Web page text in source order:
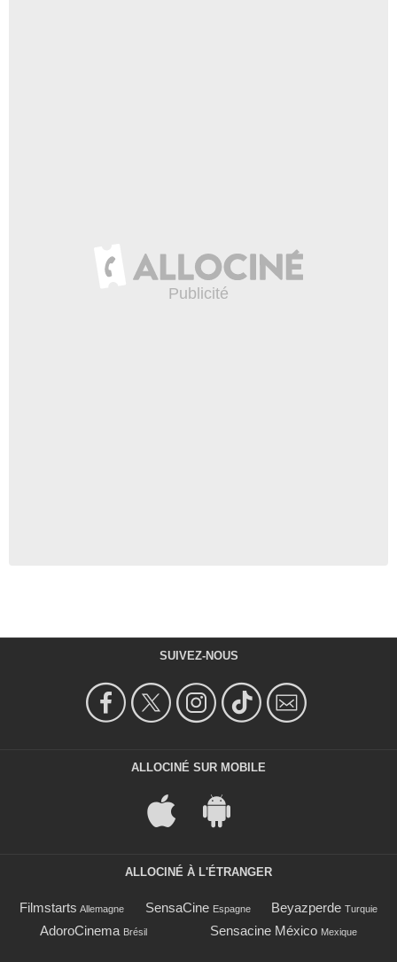
SUIVEZ-NOUS
ALLOCINÉ SUR MOBILE
ALLOCINÉ À L'ÉTRANGER
Filmstarts Allemagne SensaCine Espagne Beyazperde Turquie
AdoroCinema Brésil Sensacine México Mexique